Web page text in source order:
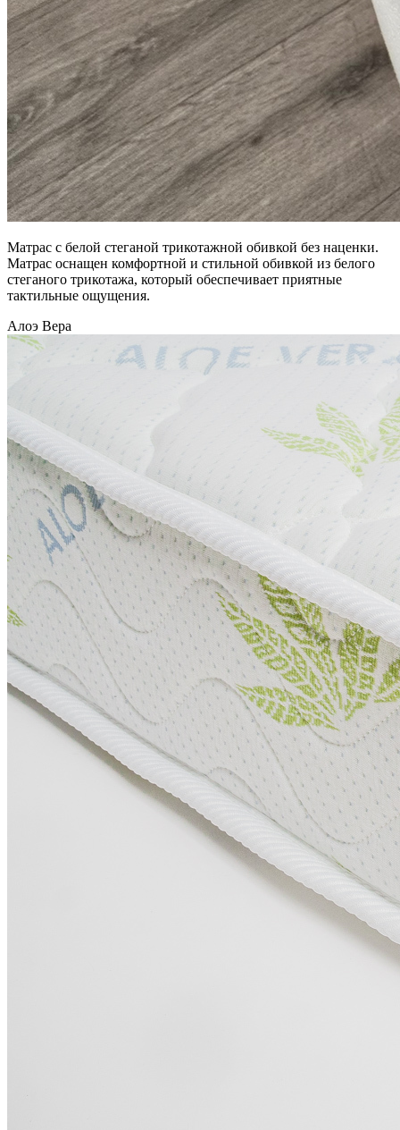
Матрас с белой стеганой трикотажной обивкой без наценки.
Матрас оснащен комфортной и стильной обивкой из белого
стеганого трикотажа, который обеспечивает приятные
тактильные ощущения.
Алоэ Вера